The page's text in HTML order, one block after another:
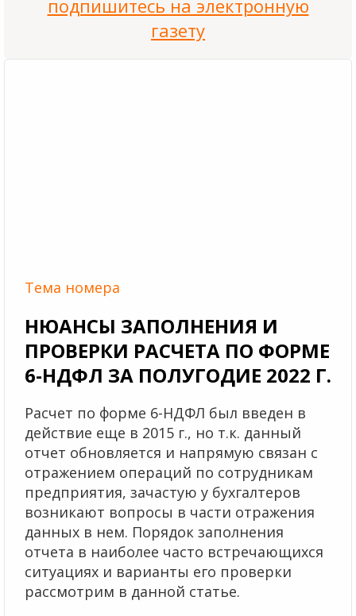
подпишитесь на электронную
газету
Тема номера
НЮАНСЫ ЗАПОЛНЕНИЯ И
ПРОВЕРКИ РАСЧЕТА ПО ФОРМЕ
6-НДФЛ ЗА ПОЛУГОДИЕ 2022 Г.
Расчет по форме 6-НДФЛ был введен в
действие еще в 2015 г., но т.к. данный
отчет обновляется и напрямую связан с
отражением операций по сотрудникам
предприятия, зачастую у бухгалтеров
возникают вопросы в части отражения
данных в нем. Порядок заполнения
отчета в наиболее часто встречающихся
ситуациях и варианты его проверки
рассмотрим в данной статье.